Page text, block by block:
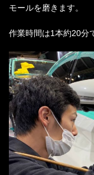
モールを磨きます。
作業時間は1本約20分